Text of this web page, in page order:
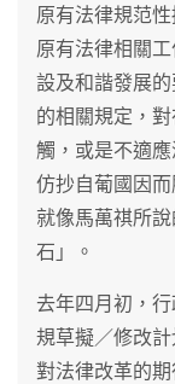
原有法律規范
原有法律相關
設及和諧發展的
的相關規定，
觸，或是不適
仿抄自葡國因
就像馬萬祺所
石」。
去年四月初，
規草擬／修改
對法律改革的